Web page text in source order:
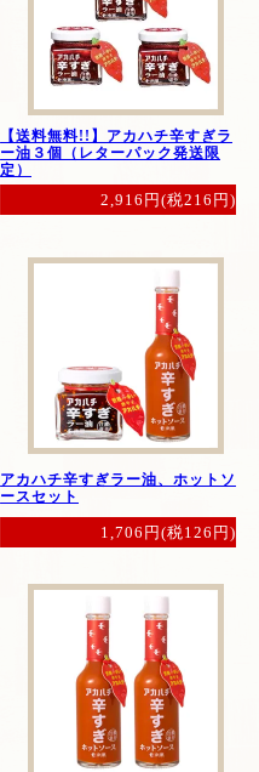
【送料無料!!】アカハチ辛すぎラ
ー油３個（レターパック発送限
定）
2,916円(税216円)
アカハチ辛すぎラー油、ホットソ
ースセット
1,706円(税126円)